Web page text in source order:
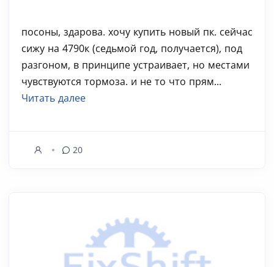
посоны, здарова. хочу купить новый пк. сейчас
сижу на 4790к (седьмой год, получается), под
разгоном, в принципе устраивает, но местами
чувствуются тормоза. и не то что прям...
Читать далее
20